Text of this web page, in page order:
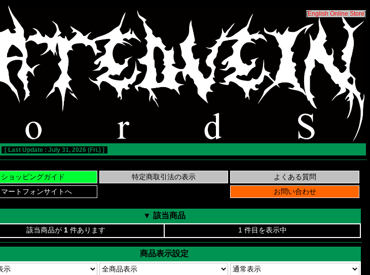
[English Online Store]
[ Last Update : July 31, 2026 (Fri.) ]
▼ 該当商品
該当商品が 1 件あります 1 件目を表示中
商品表示設定